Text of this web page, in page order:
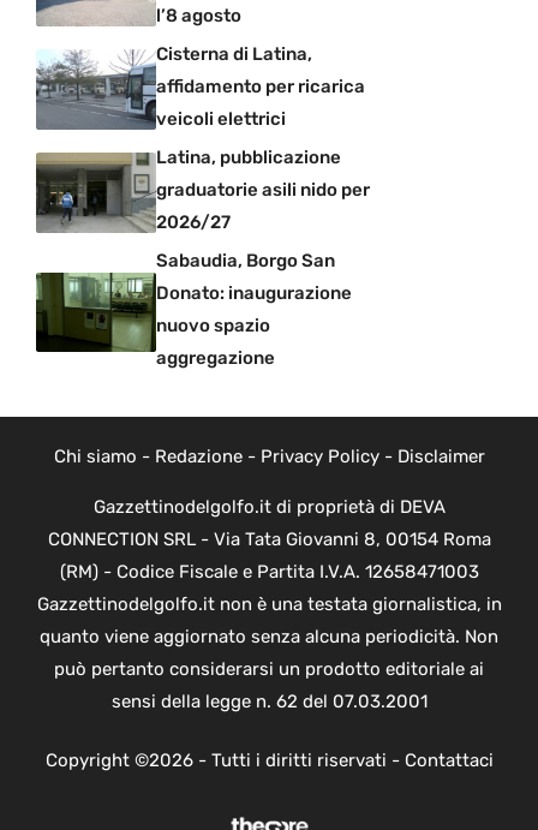
l’8 agosto
Cisterna di Latina,
affidamento per ricarica
veicoli elettrici
Latina, pubblicazione
graduatorie asili nido per
2026/27
Sabaudia, Borgo San
Donato: inaugurazione
nuovo spazio
aggregazione
Chi siamo - Redazione- Privacy Policy- Disclaimer
Gazzettinodelgolfo.it di proprietà di DEVA
CONNECTION SRL - Via Tata Giovanni 8, 00154 Roma
(RM) - Codice Fiscale e Partita I.V.A. 12658471003
Gazzettinodelgolfo.it non è una testata giornalistica, in
quanto viene aggiornato senza alcuna periodicità. Non
può pertanto considerarsi un prodotto editoriale ai
sensi della legge n. 62 del 07.03.2001
Copyright ©2026 - Tutti i diritti riservati - Contattaci